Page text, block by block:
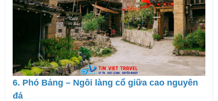
6. Phó Bảng – Ngôi làng cổ giữa cao nguyên
đá